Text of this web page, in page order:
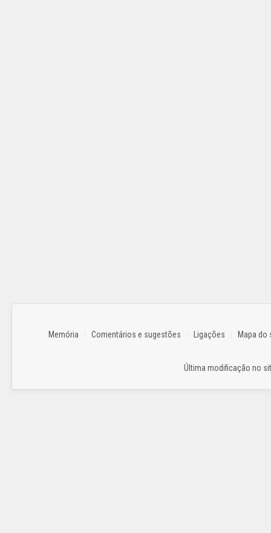
Memória Comentários e sugestões Ligações Mapa do
Última modificação no